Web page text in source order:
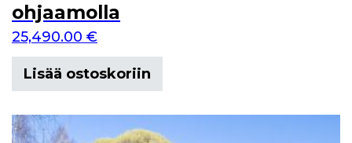
ohjaamolla
25,490.00 €
Lisää ostoskoriin